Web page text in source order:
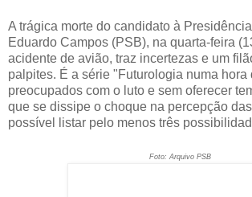
A trágica morte do candidato à
Eduardo Campos (PSB), na quarta-feira
acidente de avião, traz incertezas e um
palpites. É a série "Futurologia numa hora
preocupados com o luto e sem oferecer
que se dissipe o choque na percepção
possível listar pelo menos três
Foto: Arquivo PSB